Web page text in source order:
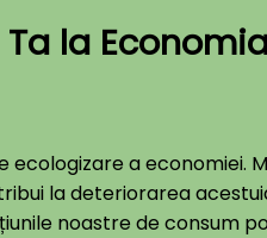
la
a economiei.
la deteriorarea
noastre de consum